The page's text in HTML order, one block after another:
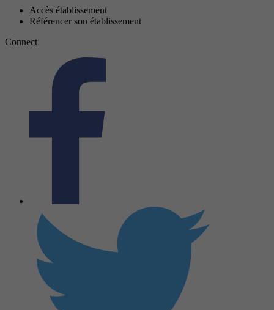
Accès établissement
Référencer son établissement
Connect